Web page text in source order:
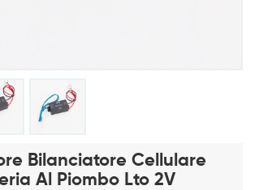
Bilanciatore Cellulare
Al Piombo Lto 2V